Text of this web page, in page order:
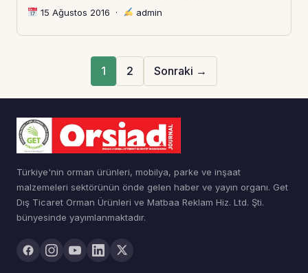
15 Ağustos 2016 · admin
1 2 Sonraki →
Türkiye'nin orman ürünleri, mobilya, parke ve inşaat
malzemeleri sektörünün önde gelen haber ve yayın organı. Get
Dış Ticaret Orman Ürünleri ve Matbaa Reklam Hiz. Ltd. Şti.
bünyesinde yayımlanmaktadır.